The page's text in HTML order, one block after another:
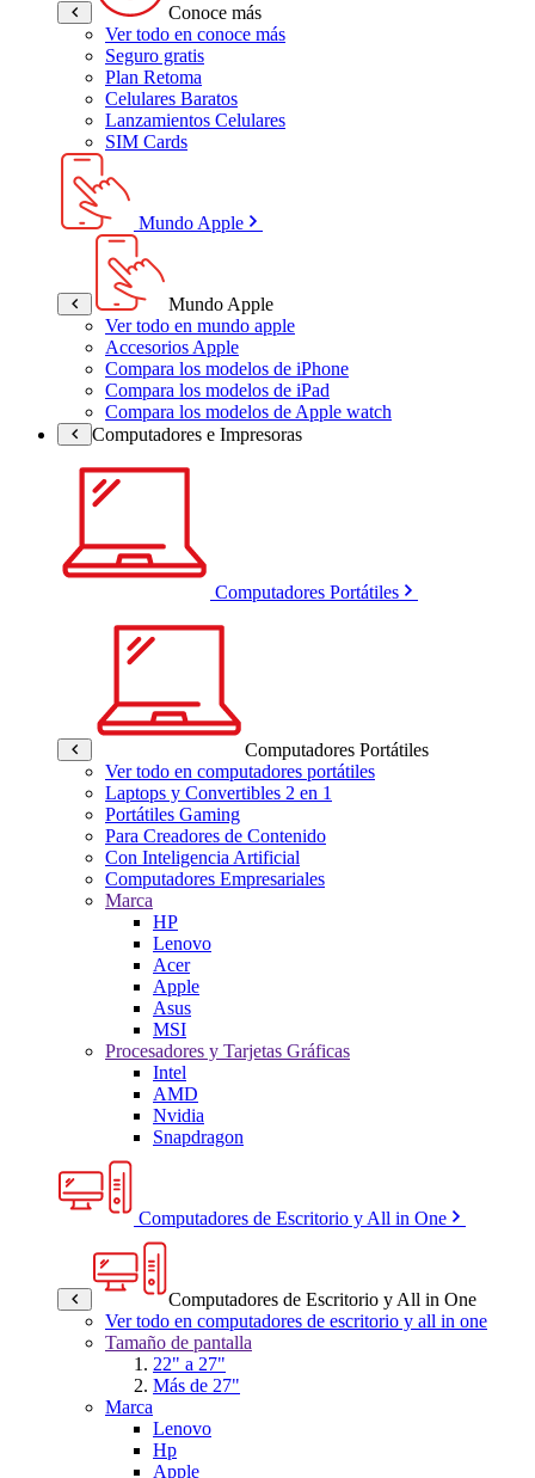
Conoce más
Ver todo en conoce más
Seguro gratis
Plan Retoma
Celulares Baratos
Lanzamientos Celulares
SIM Cards
Mundo Apple
Mundo Apple
Ver todo en mundo apple
Accesorios Apple
Compara los modelos de iPhone
Compara los modelos de iPad
Compara los modelos de Apple watch
Computadores e Impresoras
Computadores Portátiles
Computadores Portátiles
Ver todo en computadores portátiles
Laptops y Convertibles 2 en 1
Portátiles Gaming
Para Creadores de Contenido
Con Inteligencia Artificial
Computadores Empresariales
Marca
HP
Lenovo
Acer
Apple
Asus
MSI
Procesadores y Tarjetas Gráficas
Intel
AMD
Nvidia
Snapdragon
Computadores de Escritorio y All in One
Computadores de Escritorio y All in One
Ver todo en computadores de escritorio y all in one
Tamaño de pantalla
22" a 27"
Más de 27"
Marca
Lenovo
Hp
Apple